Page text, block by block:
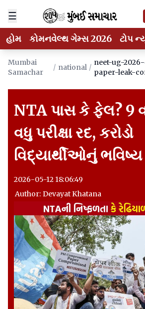
☰
હોમ કોમનવેલ્થ ગેમ્સ 2026 ટોપ
Mumbai
Samachar
/ national /
neet-ug-
paper-leak-
NTA પાસ કે ફેલ? 9
વધુ પરીક્ષા રદ, કરોડો
વિદ્યાર્થીઓનું ભવિષ્ય
2026-05-12 18:06:49
Author: Devayat Khatana